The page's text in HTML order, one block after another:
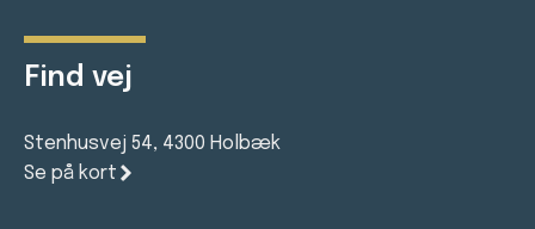
Find vej
Stenhusvej 54, 4300 Holbæk
Se på kort